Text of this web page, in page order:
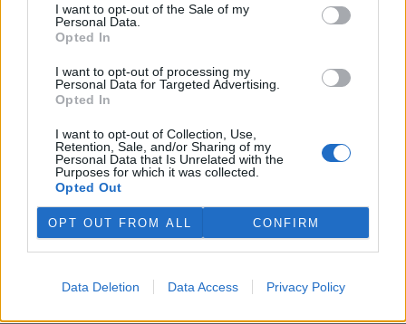
I want to opt-out of the Sale of my
Personal Data.
Opted In
I want to opt-out of processing my
Personal Data for Targeted Advertising.
Opted In
I want to opt-out of Collection, Use,
Retention, Sale, and/or Sharing of my
Personal Data that Is Unrelated with the
Purposes for which it was collected.
Opted Out
OPT OUT FROM ALL CONFIRM
Data Deletion Data Access Privacy Policy
Italské zemědělce trápí listokaz japonský ničící vinice i
5.8.2026 01:12 | ŘÍM (ČTK)
Diskuse: 2
měňavými krovkami, jejichž
původní domovinou je
Japonsko, se stávají čím dál
větší hrozbou v Itálii. Rojí se po
sadech a vinicích a zanechávají za sebou listy s vykousanými
mřížkami, což oslabuje rostliny a snižuje úrodu, napsala agentura
Ministerstvo v kauze haldy Heřmanice rozhodlo, že
viník neexistuje